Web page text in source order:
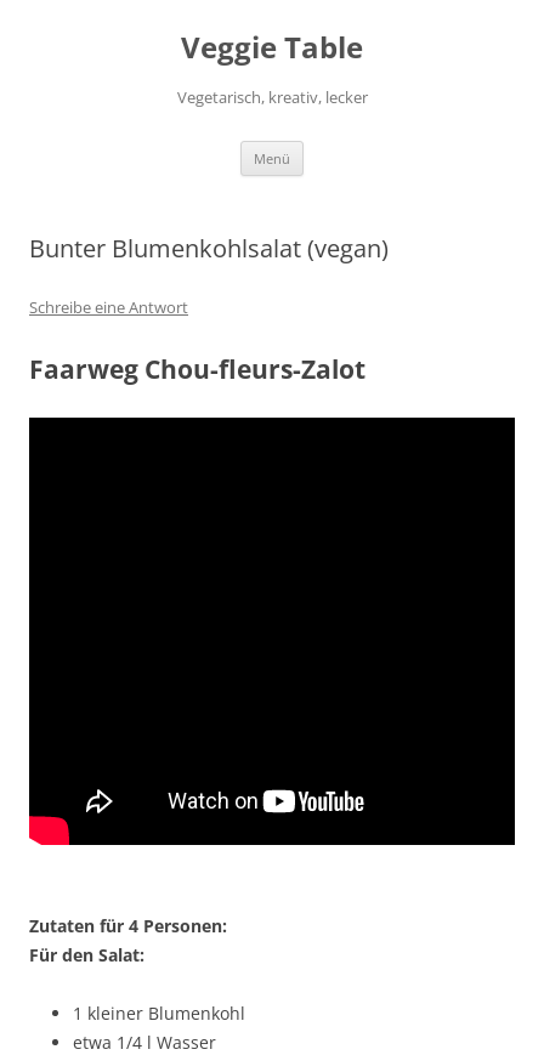
Veggie Table
Vegetarisch, kreativ, lecker
Menü
Bunter Blumenkohlsalat (vegan)
Schreibe eine Antwort
Faarweg Chou-fleurs-Zalot
Zutaten für 4 Personen:
Für den Salat:
1 kleiner Blumenkohl
etwa 1/4 l Wasser